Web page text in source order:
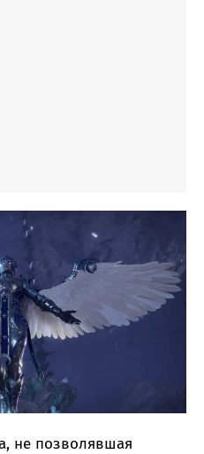
не позволявшая